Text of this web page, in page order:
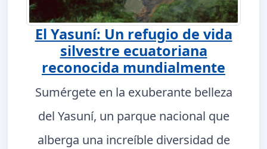
El Yasuní: Un refugio de vida
silvestre ecuatoriana
reconocida mundialmente
Sumérgete en la exuberante belleza
del Yasuní, un parque nacional que
alberga una increíble diversidad de